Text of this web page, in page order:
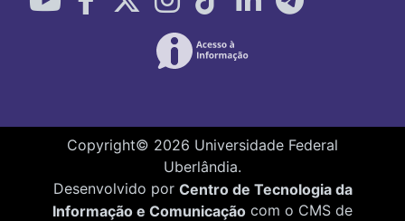
Copyright© 2026 Universidade Federal
Uberlândia.
Desenvolvido por Centro de Tecnologia da
Informação e Comunicação com o CMS de